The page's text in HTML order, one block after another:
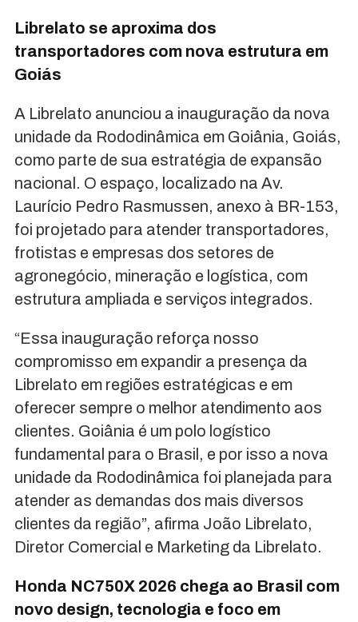
Librelato se aproxima dos
transportadores com nova estrutura em
Goiás
A Librelato anunciou a inauguração da nova
unidade da Rododinâmica em Goiânia, Goiás,
como parte de sua estratégia de expansão
nacional. O espaço, localizado na Av.
Laurício Pedro Rasmussen, anexo à BR-153,
foi projetado para atender transportadores,
frotistas e empresas dos setores de
agronegócio, mineração e logística, com
estrutura ampliada e serviços integrados.
“Essa inauguração reforça nosso
compromisso em expandir a presença da
Librelato em regiões estratégicas e em
oferecer sempre o melhor atendimento aos
clientes. Goiânia é um polo logístico
fundamental para o Brasil, e por isso a nova
unidade da Rododinâmica foi planejada para
atender as demandas dos mais diversos
clientes da região”, afirma João Librelato,
Diretor Comercial e Marketing da Librelato.
Honda NC750X 2026 chega ao Brasil com
novo design, tecnologia e foco em